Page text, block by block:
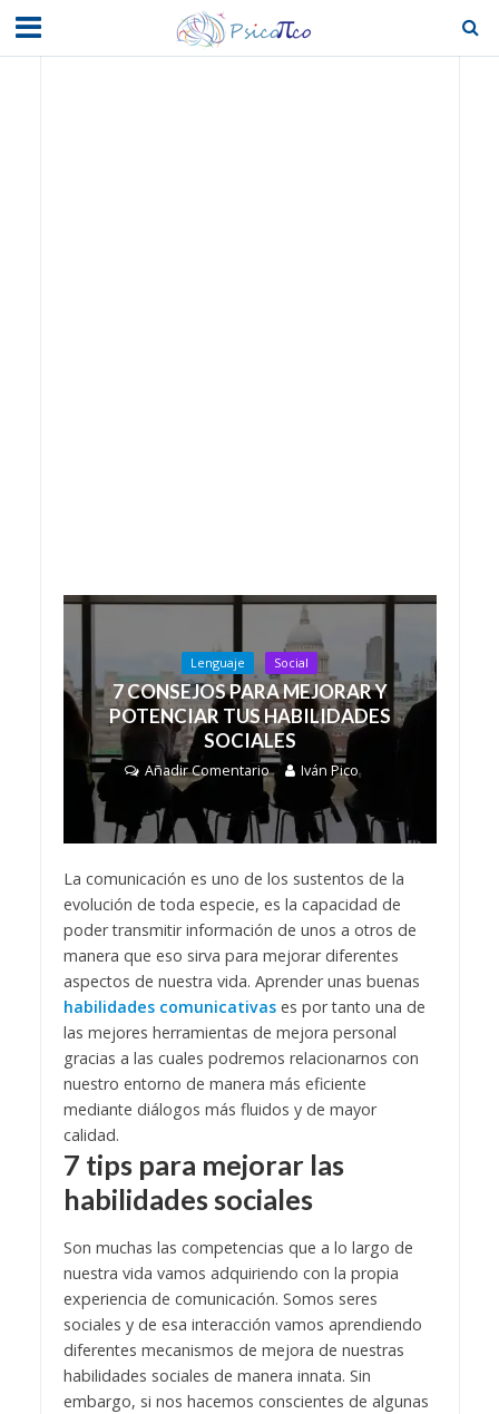
Lenguaje Social
7 CONSEJOS PARA MEJORAR Y
POTENCIAR TUS HABILIDADES
SOCIALES
Añadir Comentario Iván Pico
La comunicación es uno de los sustentos de la
evolución de toda especie, es la capacidad de
poder transmitir información de unos a otros de
manera que eso sirva para mejorar diferentes
aspectos de nuestra vida. Aprender unas buenas
habilidades comunicativases por tanto una de
las mejores herramientas de mejora personal
gracias a las cuales podremos relacionarnos con
nuestro entorno de manera más eficiente
mediante diálogos más fluidos y de mayor
calidad.
7 tips para mejorar las
habilidades sociales
Son muchas las competencias que a lo largo de
nuestra vida vamos adquiriendo con la propia
experiencia de comunicación. Somos seres
sociales y de esa interacción vamos aprendiendo
diferentes mecanismos de mejora de nuestras
habilidades sociales de manera innata. Sin
embargo, si nos hacemos conscientes de algunas